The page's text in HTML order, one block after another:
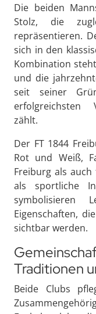
Die beiden
Stolz, die
repräsentieren.
sich in den
Kombination
und die
seit seiner
erfolgreichsten
zählt.
Der FT 1844
Rot und Weiß,
Freiburg als
als sportliche
symbolisieren
Eigenschaften,
sichtbar werden.
Traditionen
Beide Clubs